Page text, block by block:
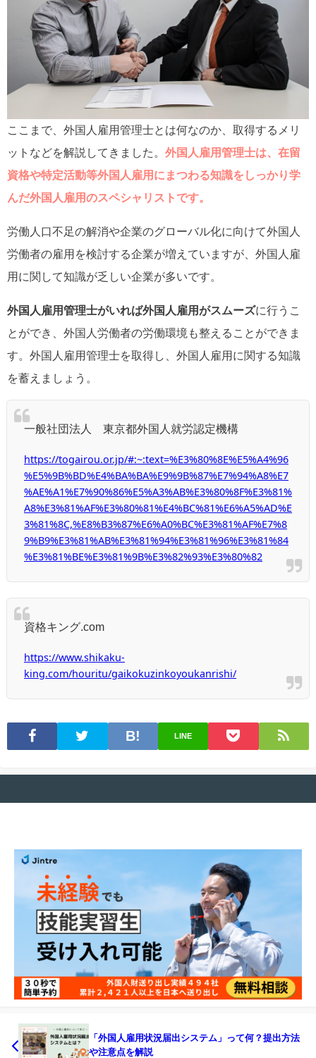
ここまで、外国人雇用管理士とは何なのか、取得するメリ
ットなどを解説してきました。 外国人雇用管理士は、在留
資格や特定活動等外国人雇用にまつわる知識をしっかり学
んだ外国人雇用のスペシャリストです。
労働人口不足の解消や企業のグローバル化に向けて外国人
労働者の雇用を検討する企業が増えていますが、外国人雇
用に関して知識が乏しい企業が多いです。
外国人雇用管理士がいれば外国人雇用がスムーズに行うこ
とができ、外国人労働者の労働環境も整えることができま
す。外国人雇用管理士を取得し、外国人雇用に関する知識
を蓄えましょう。
一般社団法人 東京都外国人就労認定機構
https://togairou.or.jp/#:~:text=%E3%80%8E%E5%A4%96
%E5%9B%BD%E4%BA%BA%E9%9B%87%E7%94%A8%E7
%AE%A1%E7%90%86%E5%A3%AB%E3%80%8F%E3%81%
A8%E3%81%AF%E3%80%81%E4%BC%81%E6%A5%AD%E
3%81%8C,%E8%B3%87%E6%A0%BC%E3%81%AF%E7%8
9%B9%E3%81%AB%E3%81%94%E3%81%96%E3%81%84
%E3%81%BE%E3%81%9B%E3%82%93%E3%80%82
資格キング.com
https://www.shikaku-
king.com/houritu/gaikokuzinkoyoukanrishi/
LINE
「外国人雇用状況届出システム」って何？提出方法
や注意点を解説